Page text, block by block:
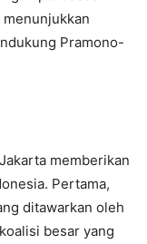
Pramono-
memberikan
Pertama,
ditawarkan oleh
besar yang